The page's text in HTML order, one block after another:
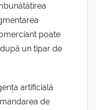
poate
un tipar de
artificială
de